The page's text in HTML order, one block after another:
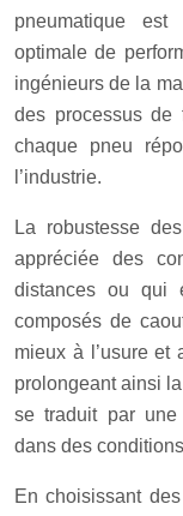
pneumatique
optimale de
ingénieurs de la
des processus de
chaque pneu
l’industrie.
La robustesse
appréciée des
distances ou qui
composés de
mieux à l’usure et
prolongeant ainsi
se traduit par une
dans des
En choisissant